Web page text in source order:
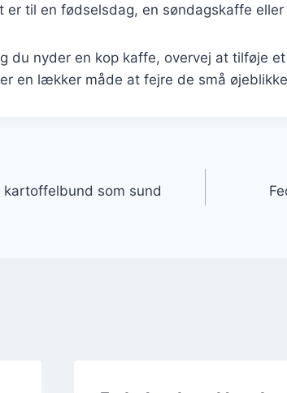
er til en fødselsdag, en søndagskaffe
du nyder en kop kaffe, overvej at tilføje
en lækker måde at fejre de små
som sund